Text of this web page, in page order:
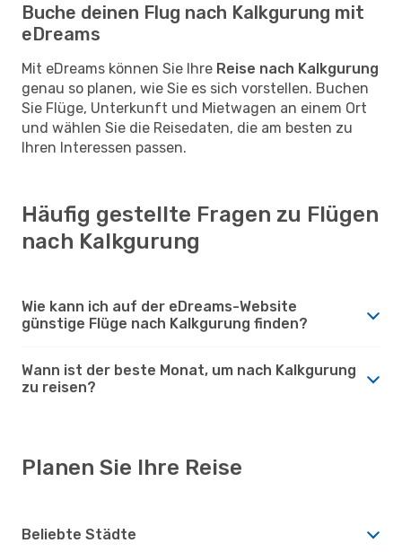
Buche deinen Flug nach Kalkgurung mit
eDreams
Mit eDreams können Sie Ihre Reise nach Kalkgurung
genau so planen, wie Sie es sich vorstellen. Buchen
Sie Flüge, Unterkunft und Mietwagen an einem Ort
und wählen Sie die Reisedaten, die am besten zu
Ihren Interessen passen.
Häufig gestellte Fragen zu Flügen
nach Kalkgurung
Wie kann ich auf der eDreams-Website
günstige Flüge nach Kalkgurung finden?
Wann ist der beste Monat, um nach Kalkgurung
zu reisen?
Planen Sie Ihre Reise
Beliebte Städte